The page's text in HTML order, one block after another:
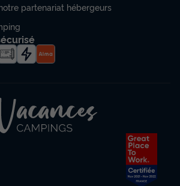
partenariat hébergeurs